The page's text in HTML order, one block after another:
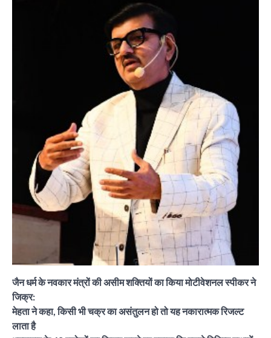
जैन धर्म के नवकार मंत्रों की असीम शक्तियों का किया मोटीवेशनल स्पीकर ने
जिक्र:
मेहता ने कहा, किसी भी चक्र का असंतुलन हो तो यह नकारात्मक रिजल्ट
लाता है